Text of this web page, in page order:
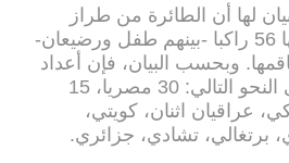
لها أن الطائرة من طراز
إيرباص 320 وعلى متنها 56 راكبا -بينهم طفل ورضيعان-
إلى 10 من طاقمها. وبحسب البيان، فإن أعداد
الركاب وجنسياتهم على النحو التالي: 30 مصريا، 15
عراقيان اثنان، كويتي،
برتغالي، تشادي، جزائري.